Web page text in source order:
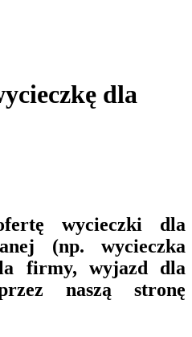
dla
wycieczki dla
(np. wycieczka
firmy, wyjazd dla
naszą stronę